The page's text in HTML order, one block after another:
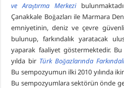
ve Araştırma Merkezi
Çanakkale Boğazları ile Marmara
emniyetinin, deniz ve çevre
bulunup, farkındalık yaratacak
yaparak faaliyet göstermektedir. Bu
yılda bir Türk Boğazlarında
Bu sempozyumun ilki 2010 yılında
Bu sempozyumlara sektörün önde